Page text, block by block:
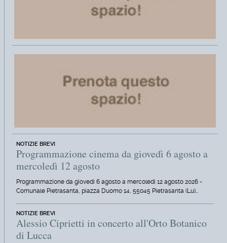
NOTIZIE BREVI
Programmazione cinema da giovedì 6 agosto a
mercoledì 12 agosto
Programmazione da giovedì 6 agosto a mercoledì 12 agosto 2026 -
Comunale Pietrasanta, piazza Duomo 14, 55045 Pietrasanta (Lu)…
NOTIZIE BREVI
Alessio Ciprietti in concerto all'Orto Botanico
di Lucca